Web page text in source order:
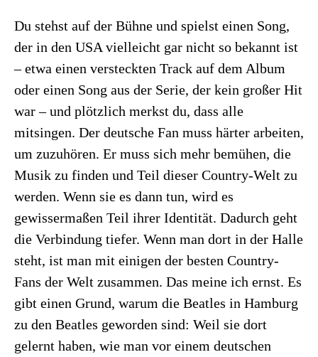
Du stehst auf der Bühne und spielst einen Song,
der in den USA vielleicht gar nicht so bekannt ist
– etwa einen versteckten Track auf dem Album
oder einen Song aus der Serie, der kein großer Hit
war – und plötzlich merkst du, dass alle
mitsingen. Der deutsche Fan muss härter arbeiten,
um zuzuhören. Er muss sich mehr bemühen, die
Musik zu finden und Teil dieser Country-Welt zu
werden. Wenn sie es dann tun, wird es
gewissermaßen Teil ihrer Identität. Dadurch geht
die Verbindung tiefer. Wenn man dort in der Halle
steht, ist man mit einigen der besten Country-
Fans der Welt zusammen. Das meine ich ernst. Es
gibt einen Grund, warum die Beatles in Hamburg
zu den Beatles geworden sind: Weil sie dort
gelernt haben, wie man vor einem deutschen